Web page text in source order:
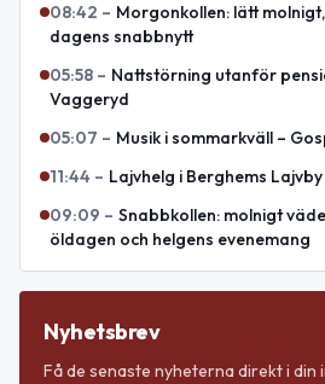
08:42 – Morgonkollen: lätt
dagens snabbnytt
05:58 – Nattstörning utanför
Vaggeryd
05:07 – Musik i sommarkväll –
11:44 – Lajvhelg i Berghems Lajvby
09:09 – Snabbkollen: molnigt
öldagen och helgens evenemang
Nyhetsbrev
Få de senaste nyheterna direkt i din